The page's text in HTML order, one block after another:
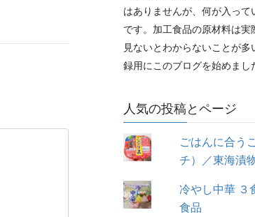
はありませんが、何が入って
です。加工食品の原材料は実
見ないとわからないことが
録用にこのブログを始めまし
人気の投稿とページ
ごはんに合う
チ）／東海漬
冷やし中華 ３
食品